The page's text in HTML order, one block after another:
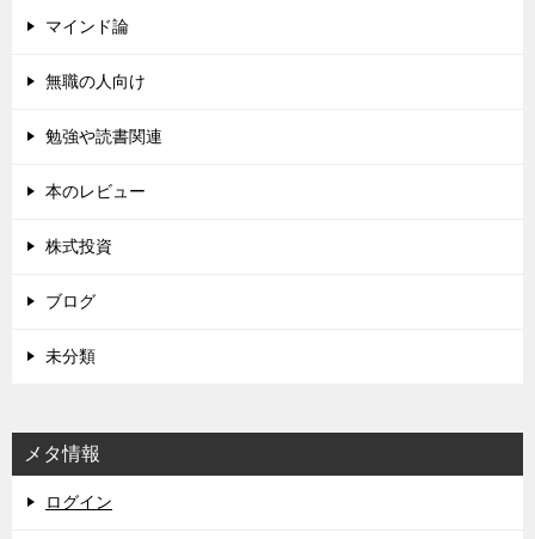
マインド論
無職の人向け
勉強や読書関連
本のレビュー
株式投資
ブログ
未分類
メタ情報
ログイン